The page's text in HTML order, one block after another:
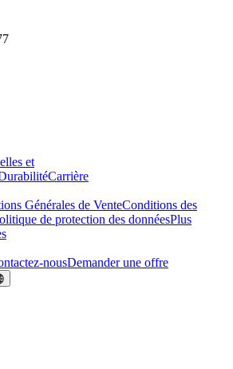
et
Carrière
Générales de VenteConditions des
de protection des donnéesPlus
nousDemander une offre